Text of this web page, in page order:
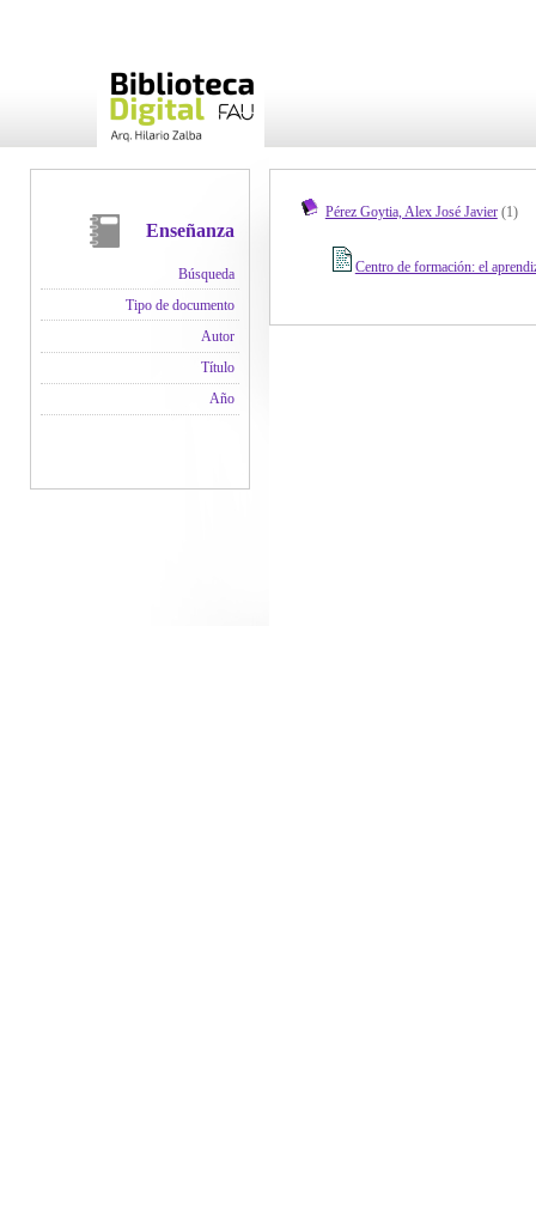
Enseñanza
Búsqueda
Tipo de documento
Autor
Título
Año
Pérez Goytia, Alex José Javier(1)
Centro de formación: el